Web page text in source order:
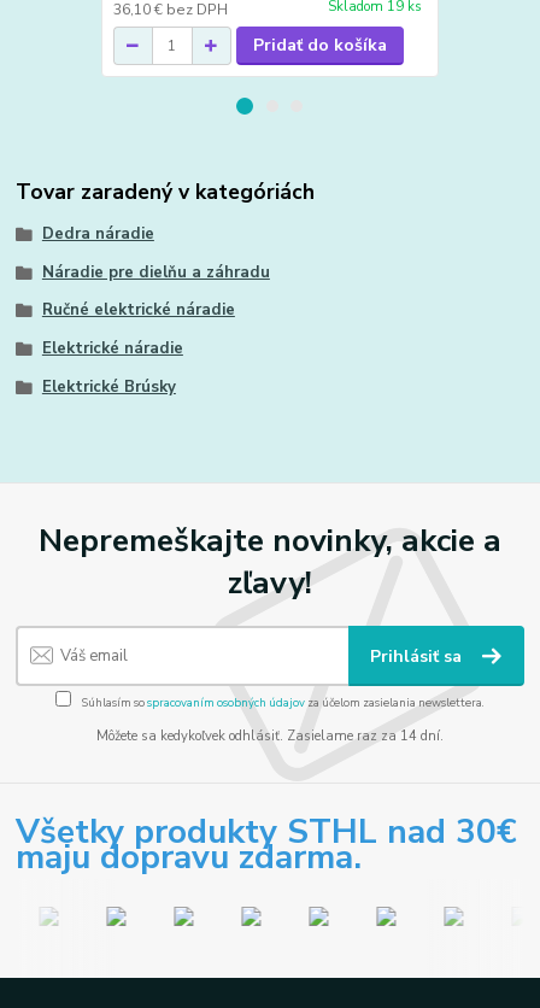
36,10 € bez DPH Skladom 19 ks
Pridať do košíka
Tovar zaradený v kategóriách
Dedra náradie
Náradie pre dielňu a záhradu
Ručné elektrické náradie
Elektrické náradie
Elektrické Brúsky
Nepremeškajte novinky, akcie a
zľavy!
Prihlásiť sa
Súhlasím sospracovaním osobných údajov za účelom zasielania newslettera.
Môžete sa kedykoľvek odhlásiť. Zasielame raz za 14 dní.
Všetky produkty STHL nad 30€
maju dopravu zdarma.